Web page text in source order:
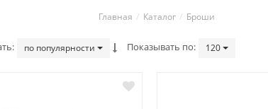
Главная Каталог Броши
по популярности Показывать по 120